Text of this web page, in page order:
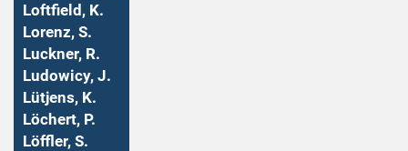
Loftfield, K.
Lorenz, S.
Luckner, R.
Ludowicy, J.
Lütjens, K.
Löchert, P.
Löffler, S.